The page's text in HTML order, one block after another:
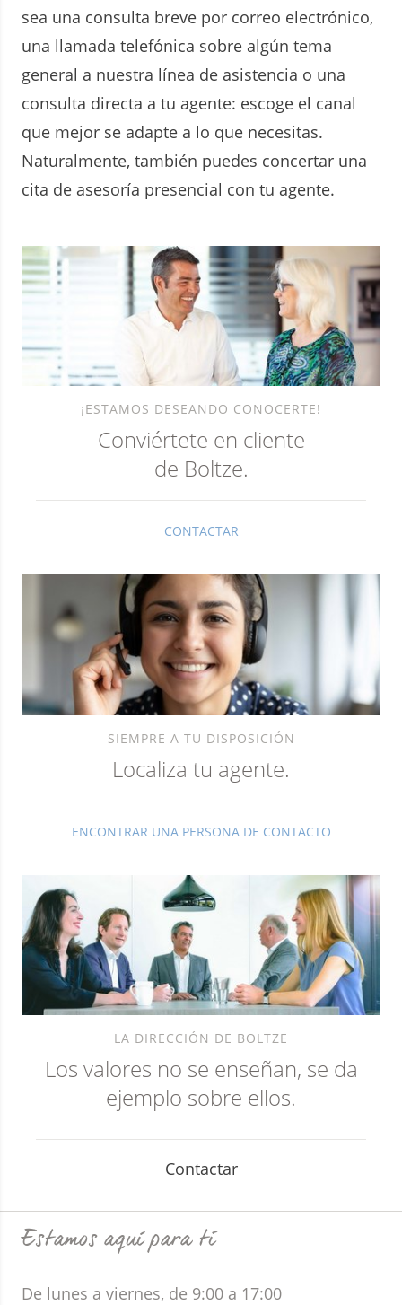
sea una consulta breve por correo electrónico,
una llamada telefónica sobre algún tema
general a nuestra línea de asistencia o una
consulta directa a tu agente: escoge el canal
que mejor se adapte a lo que necesitas.
Naturalmente, también puedes concertar una
cita de asesoría presencial con tu agente.
¡ESTAMOS DESEANDO CONOCERTE!
Conviértete en cliente
de Boltze.
CONTACTAR
SIEMPRE A TU DISPOSICIÓN
Localiza tu agente.
ENCONTRAR UNA PERSONA DE CONTACTO
LA DIRECCIÓN DE BOLTZE
Los valores no se enseñan, se da
ejemplo sobre ellos.
Contactar
Estamos aquí para ti
De lunes a viernes, de 9:00 a 17:00